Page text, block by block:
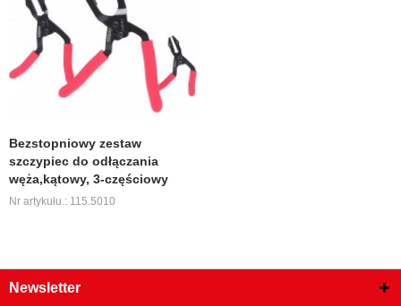
Bezstopniowy zestaw
szczypiec do odłączania
węża,kątowy, 3-częściowy
Nr artykułu.: 115.5010
Newsletter